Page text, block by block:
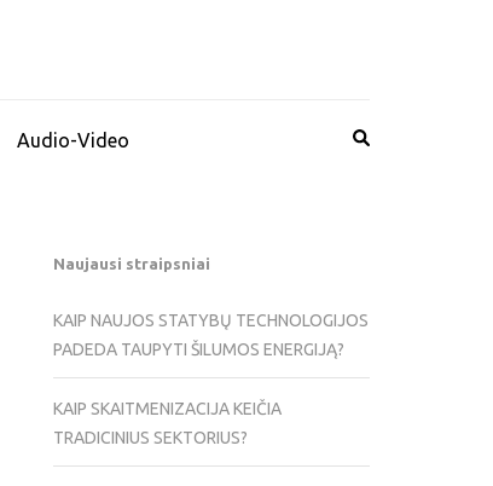
Audio-Video
Naujausi straipsniai
KAIP NAUJOS STATYBŲ TECHNOLOGIJOS
PADEDA TAUPYTI ŠILUMOS ENERGIJĄ?
KAIP SKAITMENIZACIJA KEIČIA
TRADICINIUS SEKTORIUS?